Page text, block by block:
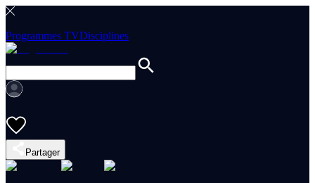
Programmes TVDisciplines
Partager